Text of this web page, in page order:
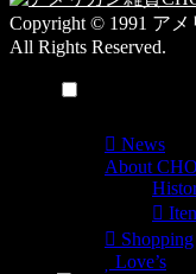
Copyright © 1991 ア
All Rights Reserved.
News
About
Shopping
Love’s